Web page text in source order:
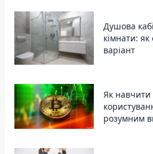
Душова
кімнати:
варіант
Як
розумним